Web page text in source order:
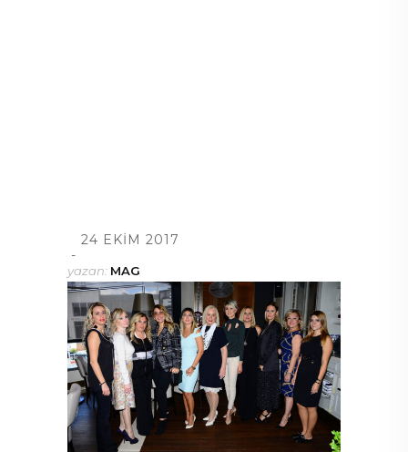
24 EKIM 2017
yazan: MAG